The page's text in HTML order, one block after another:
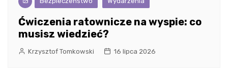
Ćwiczenia ratownicze na wyspie: co
musisz wiedzieć?
Krzysztof Tomkowski 16 lipca 2026